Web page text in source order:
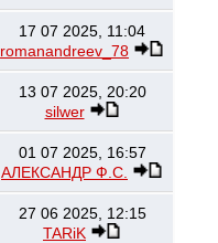
17 07 2025, 11:04
romanandreev_78
13 07 2025, 20:20
silwer
01 07 2025, 16:57
АЛЕКСАНДР Ф.С.
27 06 2025, 12:15
TARiK